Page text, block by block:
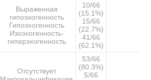
Выраженная
гипоэхогенность
Гипоэхогенность
Изоэхогенность-
гиперэхогенность
10/66
(15.1%)
15/66
(22.7%)
41/66
(62.1%)
Отсутствует
53/66
(80.3%)
5/66